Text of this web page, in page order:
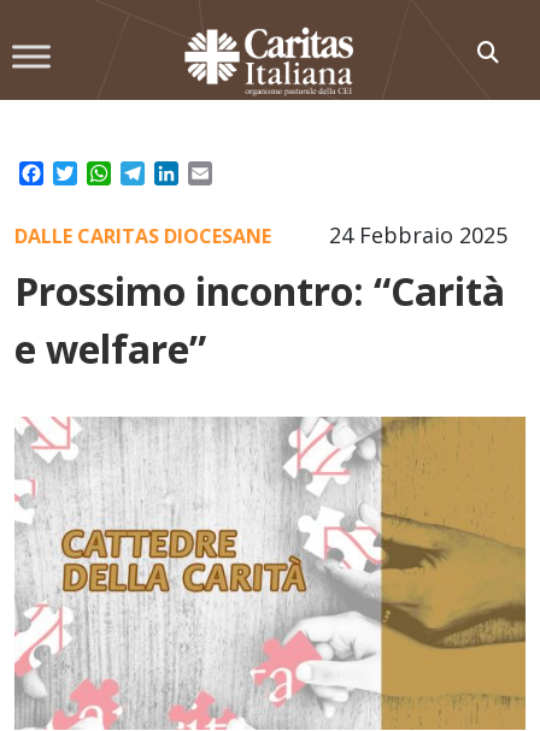
to
Facebook
TwitterWhatsApp
TelegramLinkedIn
24 Febbraio 2025
DALLE CARITAS DIOCESANE
Prossimo incontro: “Carità
e welfare”